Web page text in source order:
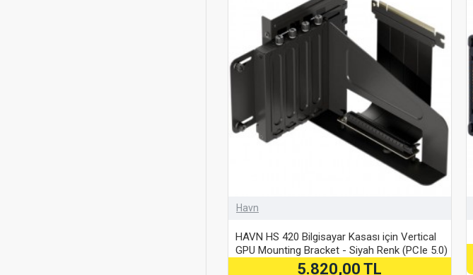
Havn
HAVN HS 420 Bilgisayar Kasası için Vertical
GPU Mounting Bracket - Siyah Renk (PCIe 5.0)
5.820,00 TL